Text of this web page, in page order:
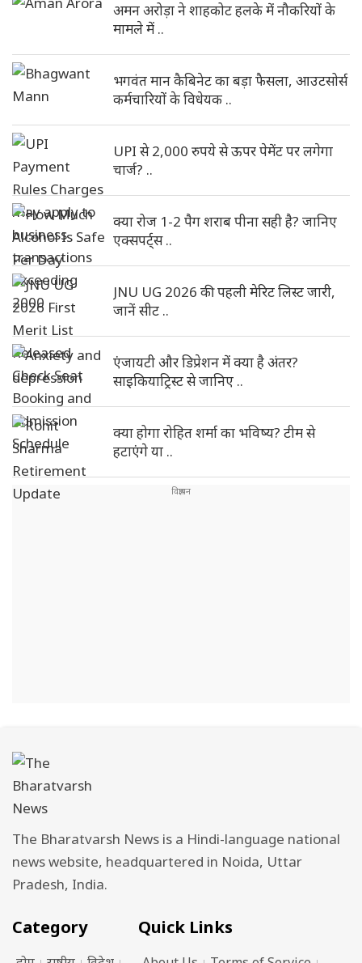
अमन अरोड़ा ने शाहकोट हलके में नौकरियों के
मामले में ..
भगवंत मान कैबिनेट का बड़ा फैसला, आउटसोर्स
कर्मचारियों के विधेयक ..
UPI से 2,000 रुपये से ऊपर पेमेंट पर लगेगा
चार्ज? ..
क्या रोज 1-2 पैग शराब पीना सही है? जानिए
एक्सपर्ट्स ..
JNU UG 2026 की पहली मेरिट लिस्ट जारी,
जानें सीट ..
एंजायटी और डिप्रेशन में क्या है अंतर?
साइकियाट्रिस्ट से जानिए ..
क्या होगा रोहित शर्मा का भविष्य? टीम से
हटाएंगे या ..
The Bharatvarsh News is a Hindi-language national
news website, headquartered in Noida, Uttar
Pradesh, India.
Category Quick Links